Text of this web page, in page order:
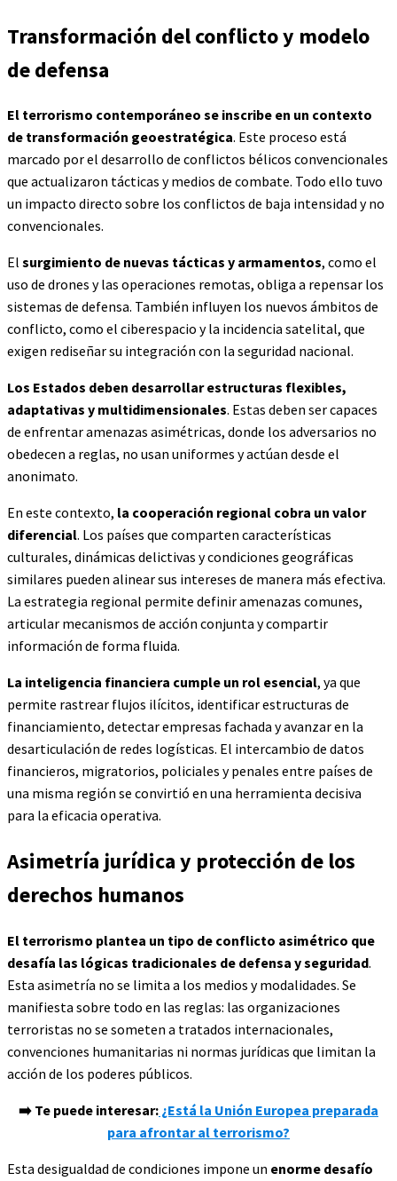
Transformación del conflicto y modelo
de defensa
El terrorismo contemporáneo se inscribe en un contexto
de transformación geoestratégica. Este proceso está
marcado por el desarrollo de conflictos bélicos convencionales
que actualizaron tácticas y medios de combate. Todo ello tuvo
un impacto directo sobre los conflictos de baja intensidad y no
convencionales.
El surgimiento de nuevas tácticas y armamentos, como el
uso de drones y las operaciones remotas, obliga a repensar los
sistemas de defensa. También influyen los nuevos ámbitos de
conflicto, como el ciberespacio y la incidencia satelital, que
exigen rediseñar su integración con la seguridad nacional.
Los Estados deben desarrollar estructuras flexibles,
adaptativas y multidimensionales. Estas deben ser capaces
de enfrentar amenazas asimétricas, donde los adversarios no
obedecen a reglas, no usan uniformes y actúan desde el
anonimato.
En este contexto, la cooperación regional cobra un valor
diferencial. Los países que comparten características
culturales, dinámicas delictivas y condiciones geográficas
similares pueden alinear sus intereses de manera más efectiva.
La estrategia regional permite definir amenazas comunes,
articular mecanismos de acción conjunta y compartir
información de forma fluida.
La inteligencia financiera cumple un rol esencial, ya que
permite rastrear flujos ilícitos, identificar estructuras de
financiamiento, detectar empresas fachada y avanzar en la
desarticulación de redes logísticas. El intercambio de datos
financieros, migratorios, policiales y penales entre países de
una misma región se convirtió en una herramienta decisiva
para la eficacia operativa.
Asimetría jurídica y protección de los
derechos humanos
El terrorismo plantea un tipo de conflicto asimétrico que
desafía las lógicas tradicionales de defensa y seguridad.
Esta asimetría no se limita a los medios y modalidades. Se
manifiesta sobre todo en las reglas: las organizaciones
terroristas no se someten a tratados internacionales,
convenciones humanitarias ni normas jurídicas que limitan la
acción de los poderes públicos.
➡️ Te puede interesar: ¿Está la Unión Europea preparada
para afrontar al terrorismo?
Esta desigualdad de condiciones impone un enorme desafío